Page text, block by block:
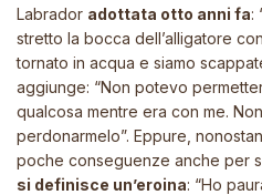
Labrador adottata otto anni fa:
stretto la bocca dell’alligatore
tornato in acqua e siamo
aggiunge: “Non potevo
qualcosa mentre era con me.
perdonarmelo”. Eppure,
poche conseguenze anche per
si definisce un’eroina: “Ho